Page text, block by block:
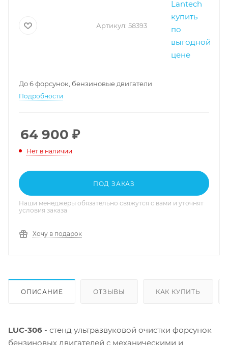
Артикул: 58393
До 6 форсунок, бензиновые двигатели
Подробности
64 900 ₽
Нет в наличии
ПОД ЗАКАЗ
Наши менеджеры обязательно свяжутся с вами и уточнят
условия заказа
Хочу в подарок
ОПИСАНИЕ ОТЗЫВЫ КАК КУПИТЬ
LUC-306 - стенд ультразвуковой очистки форсунок
бензиновых двигателей с механическими и